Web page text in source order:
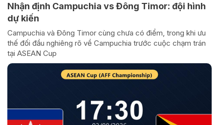
Nhận định Campuchia vs Đông Timor: đội hình
dự kiến
Campuchia và Đông Timor cùng chưa có điểm, trong khi ưu
thế đối đầu nghiêng rõ về Campuchia trước cuộc chạm trán
tại ASEAN Cup